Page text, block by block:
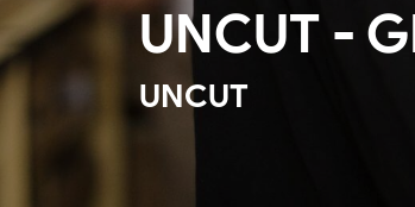
UNCUT -
UNCUT